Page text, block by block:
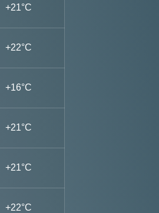
+21°C
+22°C
+16°C
+21°C
+21°C
+22°C